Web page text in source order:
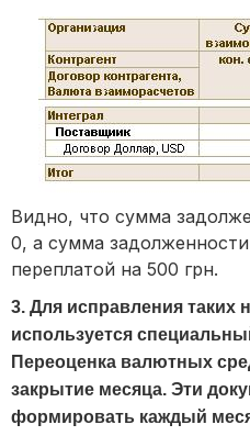
Видно, что сумма
0, а сумма
переплатой на 500 грн.
3. Для исправления таких
используется
Переоценка валютных
закрытие месяца. Эти
формировать каждый